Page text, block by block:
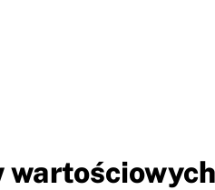
wartościowych